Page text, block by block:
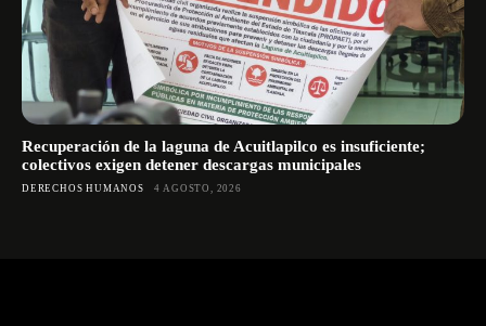
Recuperación de la laguna de Acuitlapilco es insuficiente;
colectivos exigen detener descargas municipales
DERECHOS HUMANOS 4 AGOSTO, 2026